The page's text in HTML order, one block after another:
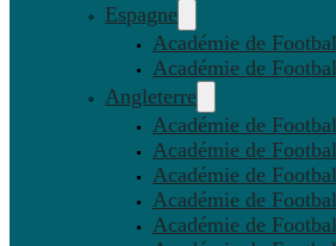
Espagne
Académie de
Académie de
Angleterre
Académie de
Académie de
Académie de
Académie de
Académie de